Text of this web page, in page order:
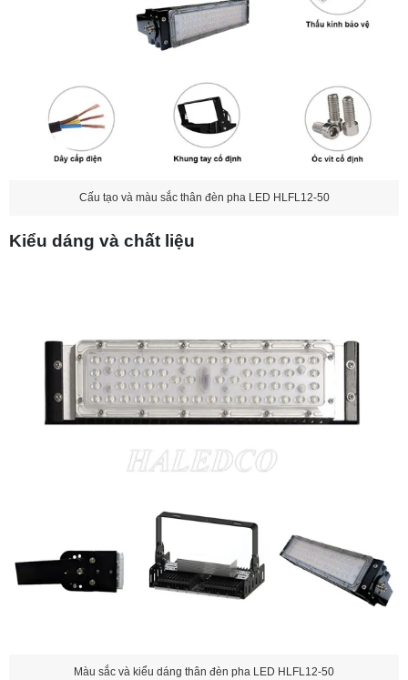
Cấu tạo và màu sắc thân đèn pha LED HLFL12-50
Kiểu dáng và chất liệu
Màu sắc và kiểu dáng thân đèn pha LED HLFL12-50